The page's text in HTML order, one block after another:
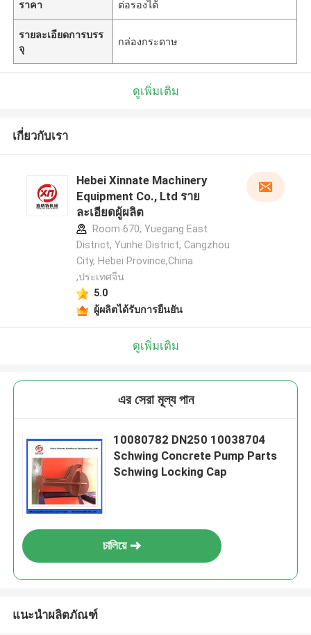
ราคา ต่อรองได้
รายละเอียดการบรร
จุ
กล่องกระดาษ
ดูเพิ่มเติม
เกี่ยวกับเรา
Hebei Xinnate Machinery
Equipment Co., Ltd ราย
ละเอียดผู้ผลิต
Room 670, Yuegang East
District, Yunhe District, Cangzhou
City, Hebei Province,China.
,ประเทศจีน
5.0
ผู้ผลิตได้รับการยืนยัน
ดูเพิ่มเติม
এর সেরা মূল্য পান
10080782 DN250 10038704
Schwing Concrete Pump Parts
Schwing Locking Cap
চালিয়ে
แนะนำผลิตภัณฑ์